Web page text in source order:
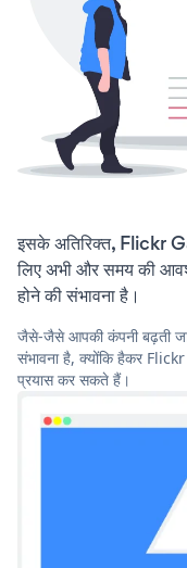
इसके अतिरिक्त, Flickr
लिए अभी और समय की
होने की संभावना है।
जैसे-जैसे आपकी कंपनी बढ़ती जा
संभावना है, क्योंकि हैकर Flickr
प्रयास कर सकते हैं।